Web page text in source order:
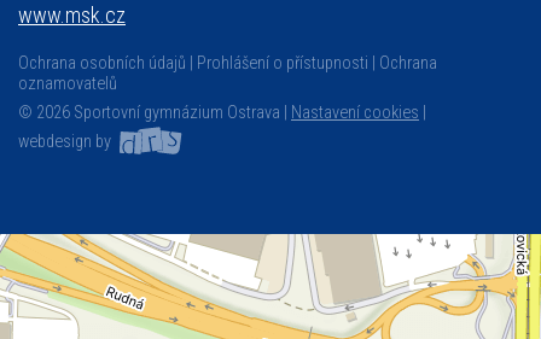
www.msk.cz
Ochrana osobních údajů Prohlášení o přístupnosti
Ochrana
oznamovatelů
© 2026 Sportovní gymnázium Ostrava |
Nastavení cookies
webdesign by